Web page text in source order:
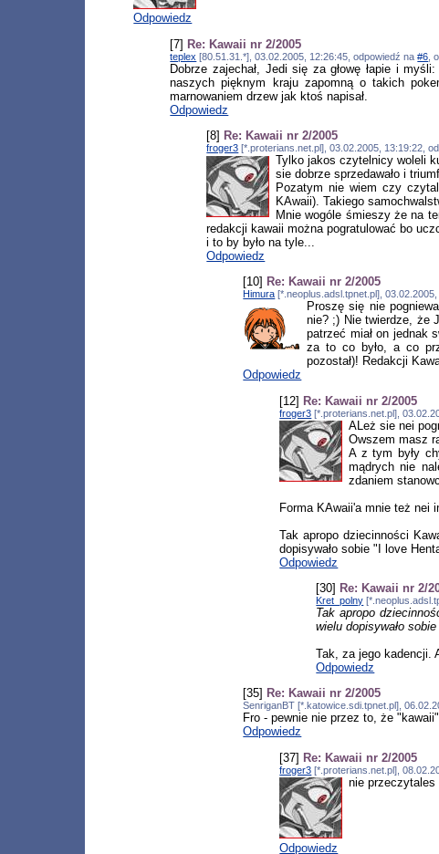
Odpowiedz
[7] Re: Kawaii nr 2/2005
teplex [80.51.31.*], 03.02.2005, 12:26:45, odpowiedź na#6 ,
Dobrze zajechał, Jedi się za głowę łapie i
naszych pięknym kraju zapomną o takich
marnowaniem drzew jak ktoś napisał.
Odpowiedz
[8] Re: Kawaii nr 2/2005
froger3 [*.proterians.net.pl], 03.02.2005, 13:19:22,
Tylko jakos czytelnicy woleli
sie dobrze sprzedawało i
Pozatym nie wiem czy
KAwaii). Takiego
Mnie wogóle śmieszy że na
redakcji kawaii można pogratulować bo
i to by było na tyle...
Odpowiedz
[10] Re: Kawaii nr 2/2005
Himura [*.neoplus.adsl.tpnet.pl],
Proszę się nie
nie? ;) Nie twierdze, że
patrzeć miał on jednak
za to co było, a co
pozostał)! Redakcji
Odpowiedz
[12] Re: Kawaii nr 2/2005
froger3 [*.proterians.net.pl],
ALeż sie nei
Owszem masz
A z tym były
mądrych nie
zdaniem
Forma KAwaii'a mnie też nei
Tak apropo dziecinności
dopisywało sobie "I love
Odpowiedz
[30] Re: Kawaii nr 2/
Kret_polny
Tak apropo
wielu dopisywało
Tak, za jego kadencji.
Odpowiedz
[35] Re: Kawaii nr 2/2005
SenriganBT [*.katowice.sdi.tpnet.pl],
Fro - pewnie nie przez to, że
Odpowiedz
[37] Re: Kawaii nr 2/2005
froger3 [*.proterians.net.pl],
nie przeczytales
Odpowiedz